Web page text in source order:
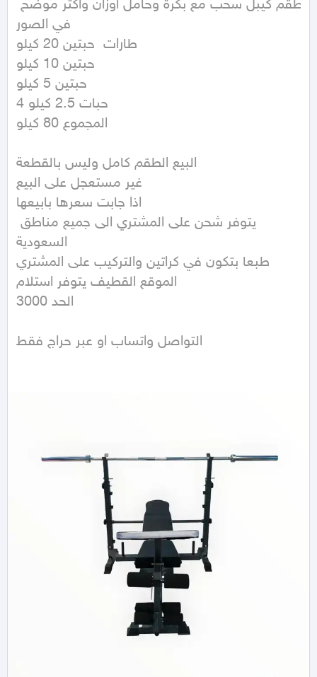
في الصور
طارات  حبتين 20 كيلو
حبتين 10 كيلو
حبتين 5 كيلو
4 حبات 2.5 كيلو
المجموع 80 كيلو
البيع الطقم كامل وليس بالقطعة
غير مستعجل على البيع
اذا جابت سعرها بابيعها
السعودية
طبعا بتكون في كراتين والتركيب على المشتري
الموقع القطيف يتوفر استلام
الحد 3000
التواصل واتساب او عبر حراج فقط